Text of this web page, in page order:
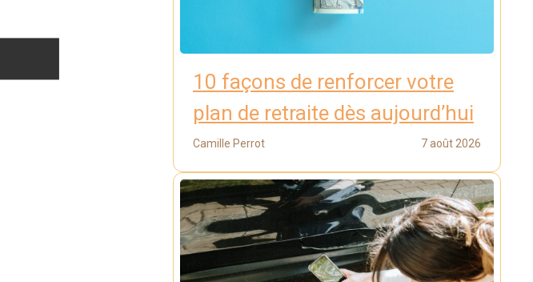
10 façons de renforcer votre
plan de retraite dès aujourd’hui
Camille Perrot 7 août 2026